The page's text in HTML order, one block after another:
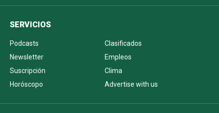
SERVICIOS
Podcasts
Clasificados
Newsletter
Empleos
Suscripción
Clima
Horóscopo
Advertise with us